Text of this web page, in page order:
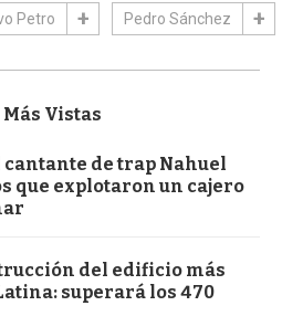
Petro Pedro Sánchez
Más Vistas
de trap Nahuel
que explotaron un cajero
del edificio más
superará los 470